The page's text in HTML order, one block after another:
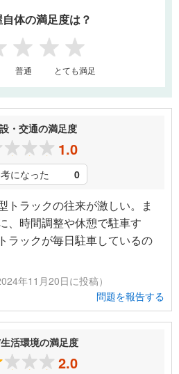
体の満足度は？
3 4 5
普通 とても満足
・交通の満足度
1.0
になった 0
トラックの往来が激しい。ま
、時間調整や休憩で駐車す
ラックが毎日駐車しているの
年11月20日に投稿）
問題を報告する
活環境の満足度
2.0